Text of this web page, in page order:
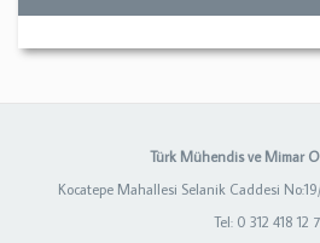
Türk Mühendis ve Mimar
Kocatepe Mahallesi Selanik Caddesi
Tel: 0 312 418 12